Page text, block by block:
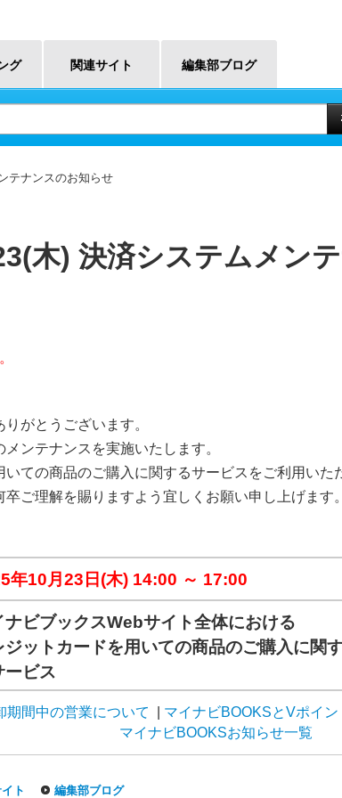
グ 関連サイト 編集部ブログ
テナンスのお知らせ
木) 決済システムメン
がとうございます。
ンテナンスを実施いたします。
ての商品のご購入に関するサービスをご利用いた
ご理解を賜りますよう宜しくお願い申し上げます。
年10月23日(木) 14:00 ～ 17:00
ナビブックスWebサイト全体における
ジットカードを用いての商品のご購入に関
ービス
期間中の営業について
マイナビBOOKSとVポイ
マイナビBOOKSお知らせ一覧
ト 編集部ブログ